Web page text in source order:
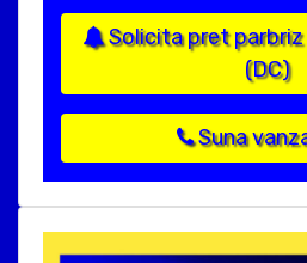
Solicita pret parbriz
(DC)
Suna